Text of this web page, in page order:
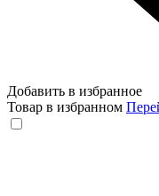
Добавить в избранное
Товар в избранном